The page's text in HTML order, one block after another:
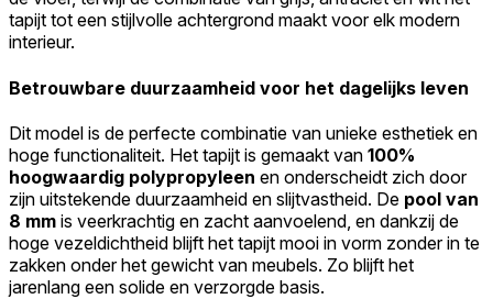
tapijt tot een stijlvolle achtergrond maakt voor elk modern
interieur.
Betrouwbare duurzaamheid voor het dagelijks leven
Dit model is de perfecte combinatie van unieke esthetiek en
hoge functionaliteit. Het tapijt is gemaakt van 100%
hoogwaardig polypropyleen en onderscheidt zich door
zijn uitstekende duurzaamheid en slijtvastheid. De pool van
8 mm is veerkrachtig en zacht aanvoelend, en dankzij de
hoge vezeldichtheid blijft het tapijt mooi in vorm zonder in te
zakken onder het gewicht van meubels. Zo blijft het
jarenlang een solide en verzorgde basis.